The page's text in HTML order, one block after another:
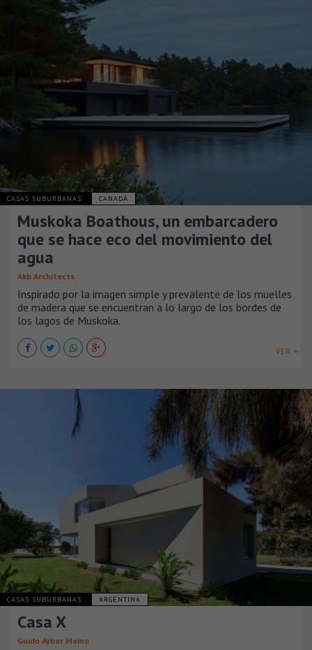
CASAS SUBURBANAS CANADÁ
Muskoka Boathous, un embarcadero
que se hace eco del movimiento del
agua
Akb Architects
Inspirado por la imagen simple y prevalente de los muelles
de madera que se encuentran a lo largo de los bordes de
los lagos de Muskoka.
VER +
CASAS SUBURBANAS ARGENTINA
Casa X
Guido Aybar Maino